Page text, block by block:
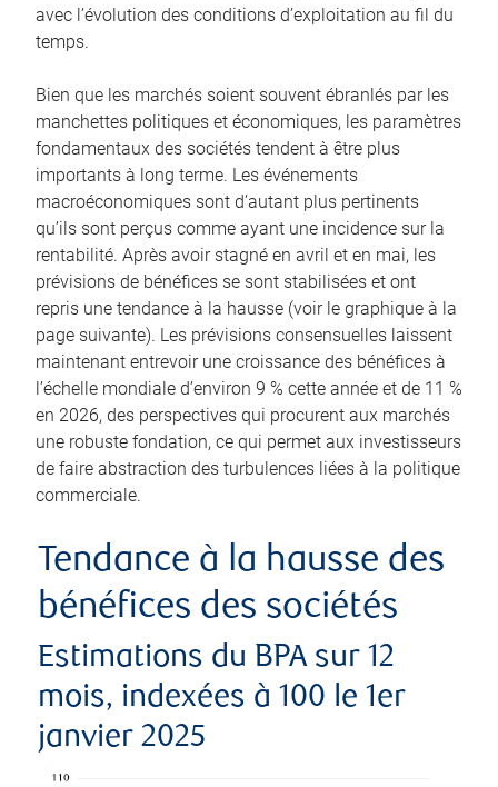
avec l’évolution des conditions d’exploitation au fil du
temps.
Bien que les marchés soient souvent ébranlés par les
manchettes politiques et économiques, les paramètres
fondamentaux des sociétés tendent à être plus
importants à long terme. Les événements
macroéconomiques sont d’autant plus pertinents
qu’ils sont perçus comme ayant une incidence sur la
rentabilité. Après avoir stagné en avril et en mai, les
prévisions de bénéfices se sont stabilisées et ont
repris une tendance à la hausse (voir le graphique à la
page suivante). Les prévisions consensuelles laissent
maintenant entrevoir une croissance des bénéfices à
l’échelle mondiale d’environ 9 % cette année et de 11 %
en 2026, des perspectives qui procurent aux marchés
une robuste fondation, ce qui permet aux investisseurs
de faire abstraction des turbulences liées à la politique
commerciale.
Tendance à la hausse des
bénéfices des sociétés
Estimations du BPA sur 12
mois, indexées à 100 le 1er
janvier 2025